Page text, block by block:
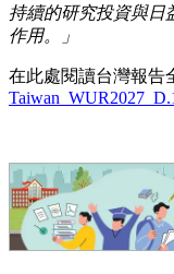
持續的研究投資與日
作用。」
在此處閱讀台灣報告